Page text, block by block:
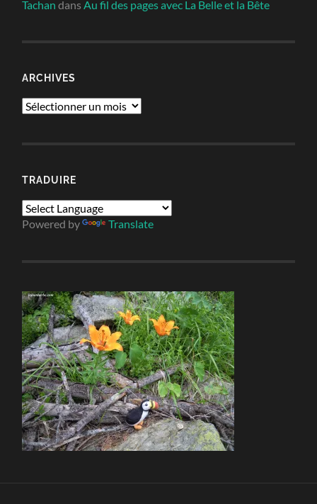
Tachan dans Au fil des pages avec La Belle et la Bête
ARCHIVES
Archives
TRADUIRE
Powered by Translate